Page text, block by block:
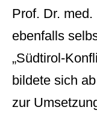
Prof. Dr.
ebenfalls
„Südtirol-
bildete sich
zur